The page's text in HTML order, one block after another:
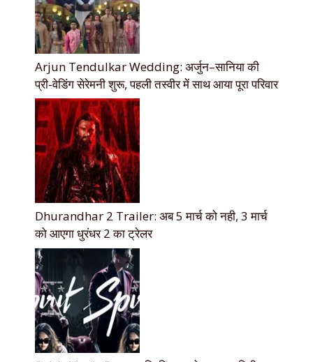
Arjun Tendulkar Wedding: अर्जुन–सानिया की
प्री-वेडिंग सेरेमनी शुरू, पहली तस्वीर में साथ आया पूरा परिवार
Dhurandhar 2 Trailer: अब 5 मार्च को नही, 3 मार्च
को आएगा धुरंधर 2 का ट्रेलर